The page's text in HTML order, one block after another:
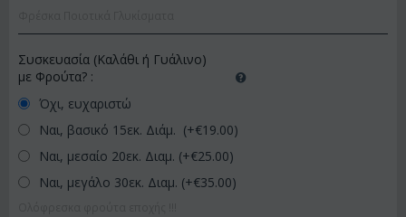
Συσκευασία (Καλάθι ή Γυάλινο)
με Φρούτα? :
Όχι, ευχαριστώ
Ναι, βασικό 15εκ. Διάμ. (+€19.00)
Ναι, μεσαίο 20εκ. Διαμ. (+€25.00)
Ναι, μεγάλο 30εκ. Διαμ. (+€35.00)